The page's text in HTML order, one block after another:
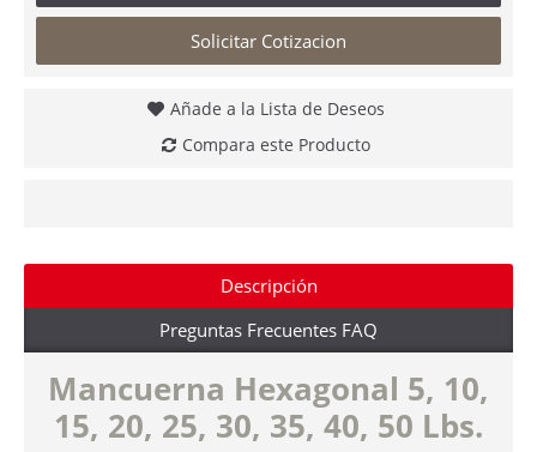
Solicitar Cotizacion
Añade a la Lista de Deseos
Compara este Producto
Descripción
Preguntas Frecuentes FAQ
Mancuerna Hexagonal 5, 10,
15, 20, 25, 30, 35, 40, 50 Lbs.